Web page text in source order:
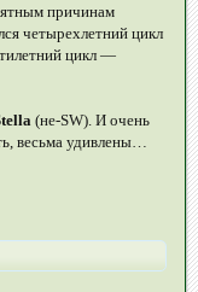
причинам
четырехлетний цикл
цикл —
(не-SW). И очень
весьма удивлены…